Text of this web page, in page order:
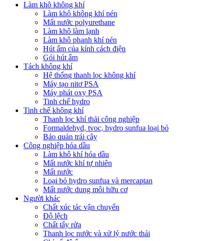
Làm khô không khí
Làm khô không khí nén
Mất nước polyurethane
Làm khô làm lạnh
Làm khô phanh khí nén
Hút ẩm của kính cách điện
Gói hút ẩm
Tách không khí
Hệ thống thanh lọc không khí
Máy tạo nitơ PSA
Máy phát oxy PSA
Tinh chế hydro
Tinh chế không khí
Thanh lọc khí thải công nghiệp
Formaldehyd, tvoc, hydro sunfua loại bỏ
Bảo quản trái cây
Công nghiệp hóa dầu
Làm khô khí hóa dầu
Mất nước khí tự nhiên
Mất nước
Loại bỏ hydro sunfua và mercaptan
Mất nước dung môi hữu cơ
Người khác
Chất xúc tác vận chuyển
Độ lệch
Chất tẩy rửa
Thanh lọc nước và xử lý nước thải